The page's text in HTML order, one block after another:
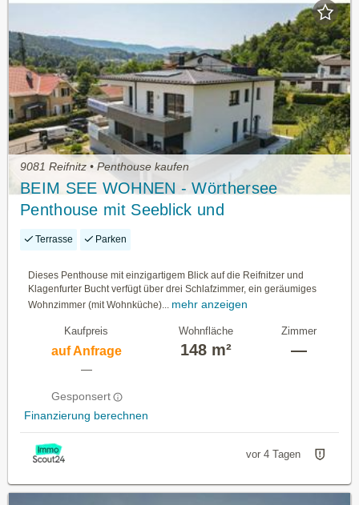
9081 Reifnitz • Penthouse kaufen
BEIM SEE WOHNEN - Wörthersee
Penthouse mit Seeblick und
Marinastellplatz (optional)
Terrasse Parken
Dieses Penthouse mit einzigartigem Blick auf die Reifnitzer und
Klagenfurter Bucht verfügt über drei Schlafzimmer, ein geräumiges
Wohnzimmer (mit Wohnküche)... mehr anzeigen
Kaufpreis
auf Anfrage
—
Gesponsert
Finanzierung berechnen
Wohnfläche
148 m²
Zimmer
—
vor 4 Tagen